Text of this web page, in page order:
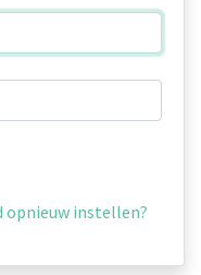
opnieuw instellen?